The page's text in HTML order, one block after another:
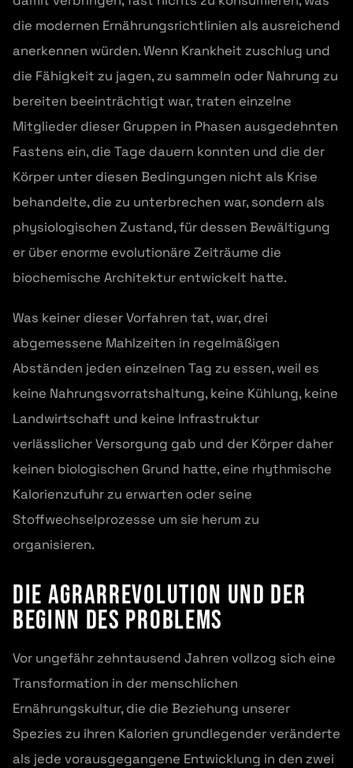
die modernen Ernährungsrichtlinien als ausreichend
anerkennen würden. Wenn Krankheit zuschlug und
die Fähigkeit zu jagen, zu sammeln oder Nahrung zu
bereiten beeinträchtigt war, traten einzelne
Mitglieder dieser Gruppen in Phasen ausgedehnten
Fastens ein, die Tage dauern konnten und die der
Körper unter diesen Bedingungen nicht als Krise
behandelte, die zu unterbrechen war, sondern als
physiologischen Zustand, für dessen Bewältigung
er über enorme evolutionäre Zeiträume die
biochemische Architektur entwickelt hatte.
Was keiner dieser Vorfahren tat, war, drei
abgemessene Mahlzeiten in regelmäßigen
Abständen jeden einzelnen Tag zu essen, weil es
keine Nahrungsvorratshaltung, keine Kühlung, keine
Landwirtschaft und keine Infrastruktur
verlässlicher Versorgung gab und der Körper daher
keinen biologischen Grund hatte, eine rhythmische
Kalorienzufuhr zu erwarten oder seine
Stoffwechselprozesse um sie herum zu
organisieren.
Die Agrarrevolution und der
Beginn des Problems
Vor ungefähr zehntausend Jahren vollzog sich eine
Transformation in der menschlichen
Ernährungskultur, die die Beziehung unserer
Spezies zu ihren Kalorien grundlegender veränderte
als jede vorausgegangene Entwicklung in den zwei